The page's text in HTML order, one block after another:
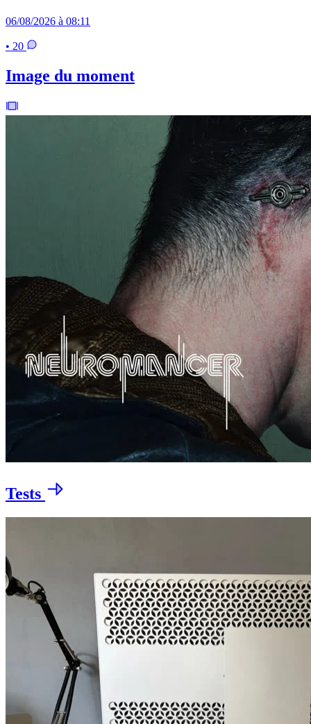
06/08/2026 à 08:11
• 20
Image du moment
Tests